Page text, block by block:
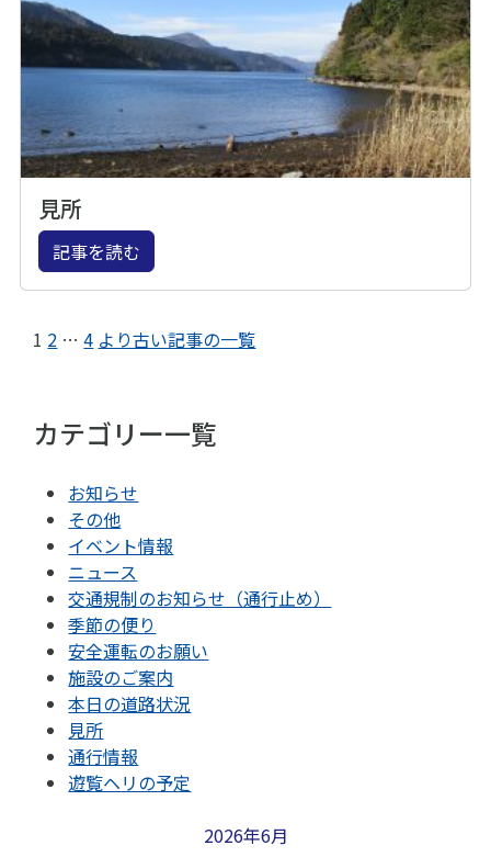
見所
記事を読む
1 2 … 4 より古い記事の一覧
カテゴリー一覧
お知らせ
その他
イベント情報
ニュース
交通規制のお知らせ（通行止め）
季節の便り
安全運転のお願い
施設のご案内
本日の道路状況
見所
通行情報
遊覧ヘリの予定
2026年6月